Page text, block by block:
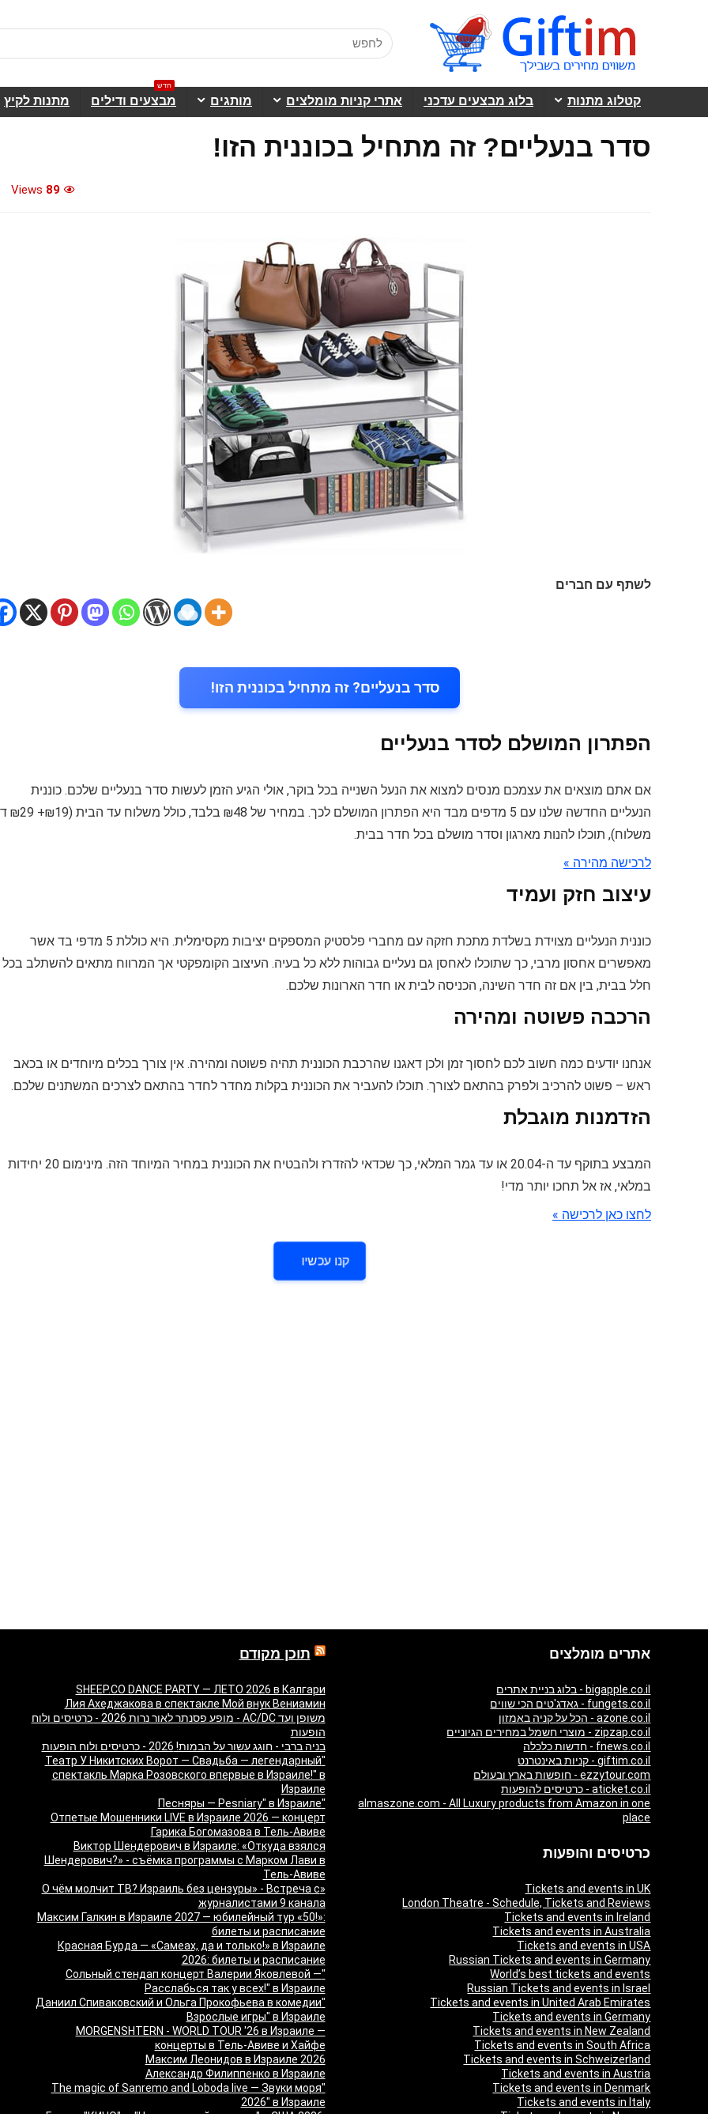
קטלוג מתנות בלוג מבצעים עדכני אתרי קניות מומלצים מותגים מבצעים ודילים
חדש
מתנות לקיץ
סדר בנעליים? זה מתחיל בכוננית הזו!
89
לשתף עם חברים
סדר בנעליים? זה מתחיל בכוננית הזו!
הפתרון המושלם לסדר בנעליים
אם אתם מוצאים את עצמכם מנסים למצוא את הנעל השנייה בכל בוקר, אולי הגיע הזמן לעשות סדר בנעליים שלכם. כוננית
הנעליים החדשה שלנו עם 5
משלוח), תוכלו להנות מארגון וסדר מושלם בכל חדר בבית.
לרכישה מהירה »
עיצוב חזק ועמיד
כוננית הנעליים מצוידת בשלדת מתכת חזקה עם מחברי פלסטיק המספקים יציבות מקסימלית. היא כוללת 5 מדפי בד אשר
מאפשרים אחסון מרבי, כך שתוכלו לאחסן גם נעליים גבוהות ללא כל בעיה. העיצוב הקומפקטי אך המרווח מתאים להשתלב בכל
חלל בבית, בין אם זה חדר השינה, הכניסה לבית או חדר הארונות שלכם.
הרכבה פשוטה ומהירה
אנחנו יודעים כמה חשוב לכם לחסוך זמן ולכן דאגנו שהרכבת הכוננית תהיה פשוטה ומהירה. אין צורך בכלים מיוחדים או בכאב
ראש – פשוט להרכיב ולפרק בהתאם לצורך. תוכלו להעביר את הכוננית בקלות מחדר לחדר בהתאם לצרכים המשתנים שלכם.
הזדמנות מוגבלת
המבצע בתוקף עד ה-20.04 או עד גמר המלאי, כך שכדאי להזדרז ולהבטיח את הכוננית במחיר המיוחד הזה. מינימום 20 יחידות
במלאי, אז אל תחכו יותר מדי!
לחצו כאן לרכישה »
קנו עכשיו
אתרים מומלצים
bigapple.co.il - בלוג בניית אתרים
fungets.co.il - גאדג'טים הכי שווים
azone.co.il - הכל על קניה באמזון
zipzap.co.il - מוצרי חשמל במחירים הגיוניים
fnews.co.il - חדשות כלכלה
giftim.co.il - קניות באינטרנט
ezzytour.com - חופשות בארץ ובעולם
aticket.co.il - כרטיסים להופעות
almaszone.com - All Luxury products from Amazon in one
place
כרטיסים והופעות
Tickets and events in UK
London Theatre - Schedule, Tickets and Reviews
Tickets and events in Ireland
Tickets and events in Australia
Tickets and events in USA
Russian Tickets and events in Germany
World’s best tickets and events
Russian Tickets and events in Israel
Tickets and events in United Arab Emirates
Tickets and events in Germany
Tickets and events in New Zealand
Tickets and events in South Africa
Tickets and events in Schweizerland
Tickets and events in Austria
Tickets and events in Denmark
Tickets and events in Italy
Tickets and events in Norway
תוכן מקודם
SHEEP.CO DANCE PARTY — ЛЕТО 2026 в Калгари
Лия Ахеджакова в спектакле Мой внук Вениамин
משופן ועד AC/DC - מופע פסנתר לאור נרות 2026 - כרטיסים ולוח
הופעות
בניה ברבי - חוגג עשור על הבמות! 2026 - כרטיסים ולוח הופעות
"Театр У Никитских Ворот — Свадьба — легендарный
спектакль Марка Розовского впервые в Израиле!" в
Израиле
"Песняры — Pesniary" в Израиле
Отпетые Мошенники LIVE в Израиле 2026 — концерт
Гарика Богомазова в Тель-Авиве
Виктор Шендерович в Израиле: «Откуда взялся
Шендерович?» - съёмка программы с Марком Лави в
Тель-Авиве
«О чём молчит ТВ? Израиль без цензуры» - Встреча с
журналистами 9 канала
Максим Галкин в Израиле 2027 — юбилейный тур «50!»:
билеты и расписание
Красная Бурда — «Самеах, да и только!» в Израиле
2026: билеты и расписание
"Сольный стендап концерт Валерии Яковлевой —
Расслабься так у всех!" в Израиле
"Даниил Спиваковский и Ольга Прокофьева в комедии
Взрослые игры" в Израиле
MORGENSHTERN - WORLD TOUR '26 в Израиле —
концерты в Тель-Авиве и Хайфе
Максим Леонидов в Израиле 2026
Александр Филиппенко в Израиле
"The magic of Sanremo and Loboda live — Звуки моря
2026" в Израиле
Группа "КИНО" — "Невероятный концерт" в США 2026: